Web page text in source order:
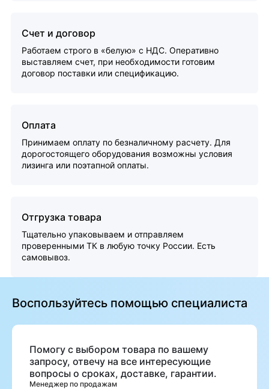
Счет и договор
Работаем строго в «белую» с НДС. Оперативно
выставляем счет, при необходимости готовим
договор поставки или спецификацию.
Оплата
Принимаем оплату по безналичному расчету. Для
дорогостоящего оборудования возможны условия
лизинга или поэтапной оплаты.
Отгрузка товара
Тщательно упаковываем и отправляем
проверенными ТК в любую точку России. Есть
самовывоз.
Воспользуйтесь помощью специалиста
Помогу с выбором товара по вашему
запросу, отвечу на все интересующие
вопросы о сроках, доставке, гарантии.
Менеджер по продажам